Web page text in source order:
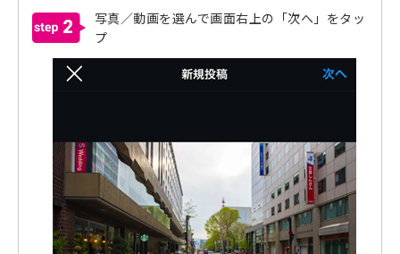
2
写真／動画を選んで画面右上の「次へ」をタッ
プ